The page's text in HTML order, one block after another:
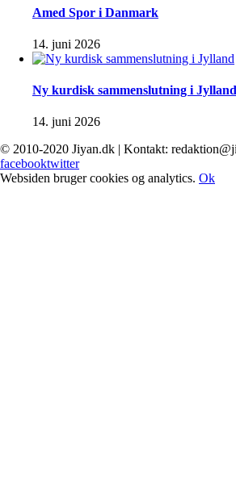
Amed Spor i Danmark
14. juni 2026
Ny kurdisk sammenslutning i Jylland
14. juni 2026
© 2010-2020 Jiyan.dk | Kontakt:
facebooktwitter
Websiden bruger cookies og analytics. Ok